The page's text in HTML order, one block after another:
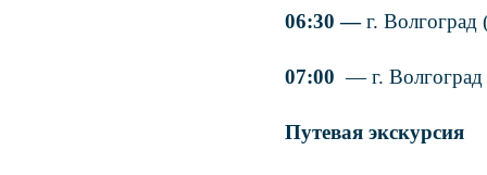
06:30 —г. Волгоград
07:00 — г. Волгоград
Путевая экскурсия